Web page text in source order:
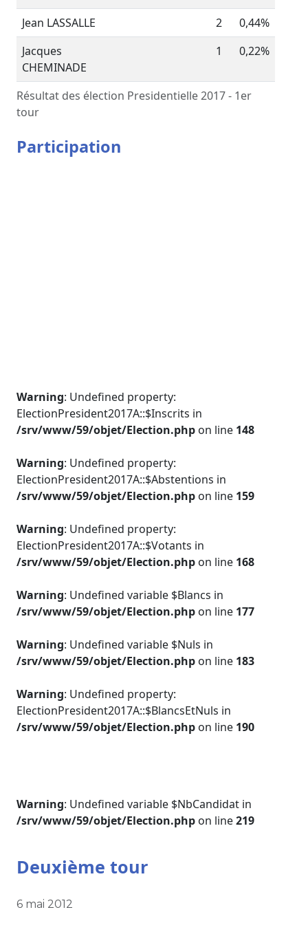
Résultat des élection Presidentielle 2017 - 1er
tour
Jean LASSALLE
2
0,44%
Jacques
CHEMINADE
1 0,22%
Participation
Warning: Undefined property:
ElectionPresident2017A::$Inscrits in
/srv/www/59/objet/Election.php on line 148
Warning: Undefined property:
ElectionPresident2017A::$Abstentions in
/srv/www/59/objet/Election.php on line 159
Warning: Undefined property:
ElectionPresident2017A::$Votants in
/srv/www/59/objet/Election.php on line 168
Warning: Undefined variable $Blancs in
/srv/www/59/objet/Election.php on line 177
Warning: Undefined variable $Nuls in
/srv/www/59/objet/Election.php on line 183
Warning: Undefined property:
ElectionPresident2017A::$BlancsEtNuls in
/srv/www/59/objet/Election.php on line 190
Warning: Undefined variable $NbCandidat in
/srv/www/59/objet/Election.php on line219
Deuxième tour
6 mai 2012